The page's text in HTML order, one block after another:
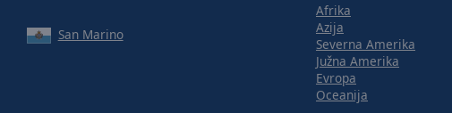
San Marino
Afrika
Azija
Severna Amerika
Južna Amerika
Evropa
Oceanija